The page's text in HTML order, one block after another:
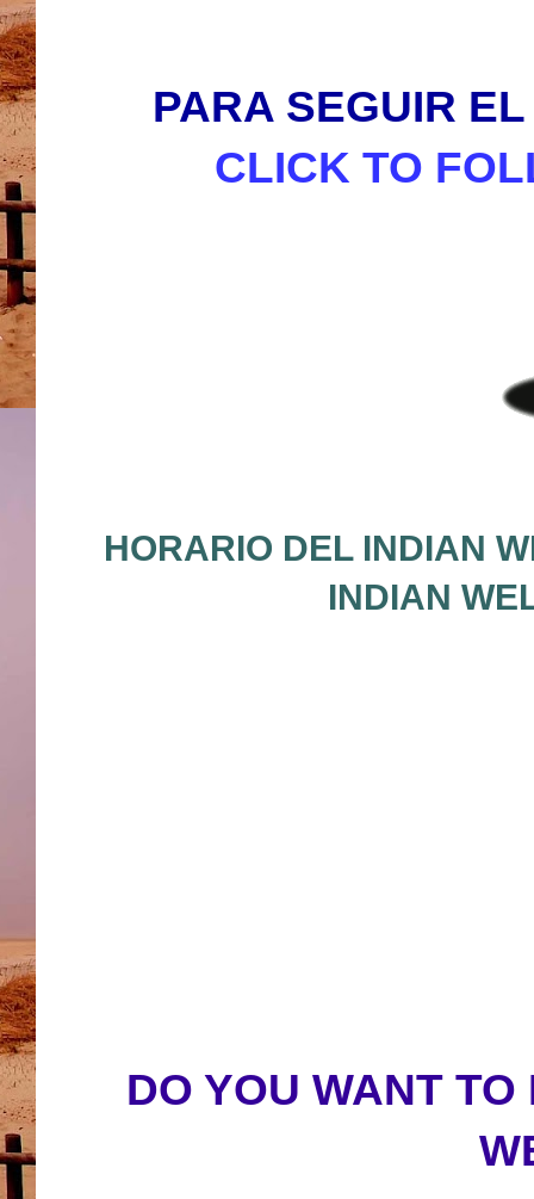
PARA SEGUIR
CLICK TO
HORARIO DEL INDIAN
INDIAN
DO YOU WANT